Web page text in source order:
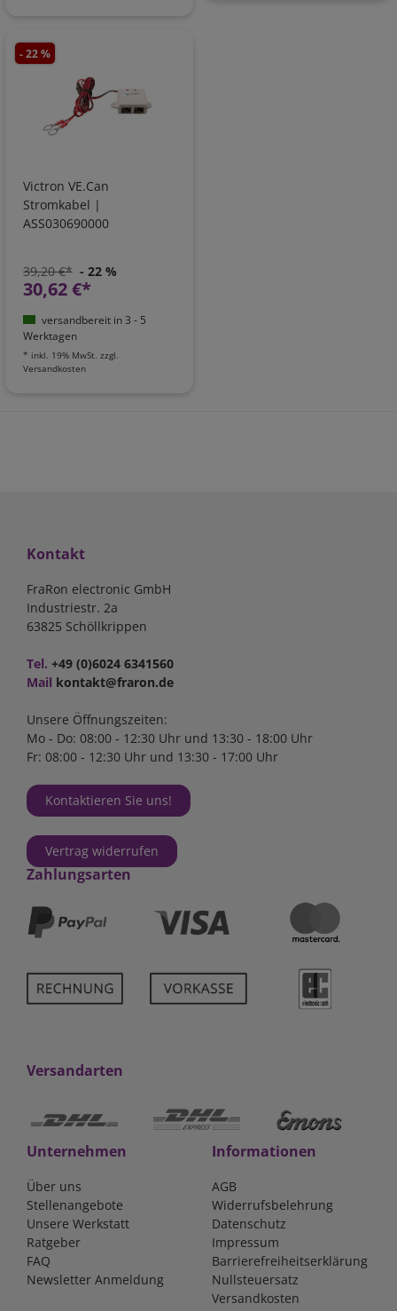
- 22 %
Victron VE.Can
Stromkabel |
ASS030690000
39,20 €* - 22 %
30,62 €*
versandbereit in 3 - 5
Werktagen
* inkl. 19% MwSt. zzgl.
Versandkosten
Kontakt
FraRon electronic GmbH
Industriestr. 2a
63825 Schöllkrippen
Tel. +49 (0)6024 6341560
Mail kontakt@fraron.de
Unsere Öffnungszeiten:
Mo - Do: 08:00 - 12:30 Uhr und 13:30 - 18:00 Uhr
Fr: 08:00 - 12:30 Uhr und 13:30 - 17:00 Uhr
Kontaktieren Sie uns!
Vertrag widerrufen
Zahlungsarten
Versandarten
Unternehmen
Über uns
Stellenangebote
Unsere Werkstatt
Ratgeber
FAQ
Newsletter Anmeldung
Informationen
AGB
Widerrufsbelehrung
Datenschutz
Impressum
Barrierefreiheitserklärung
Nullsteuersatz
Versandkosten